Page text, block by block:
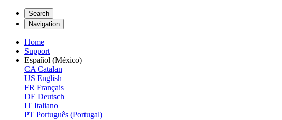
Search
Navigation
Home
Support
Español (México)
CA Catalan
US English
FR Français
DE Deutsch
IT Italiano
PT Português (Portugal)